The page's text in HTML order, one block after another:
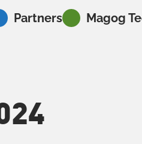
Partners Magog